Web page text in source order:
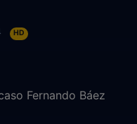
HD
Fernando Báez